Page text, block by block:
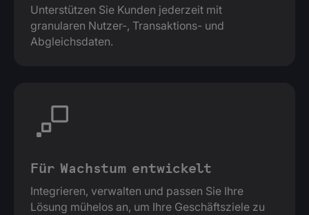
Unterstützen Sie Kunden jederzeit mit
granularen Nutzer-, Transaktions- und
Abgleichsdaten.
Für Wachstum entwickelt
Integrieren, verwalten und passen Sie Ihre
Lösung mühelos an, um Ihre Geschäftsziele zu